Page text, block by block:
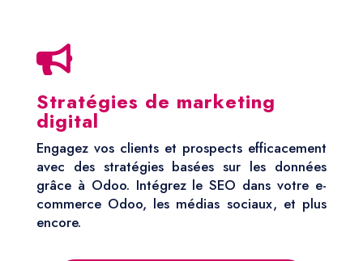

Stratégies de marketing
digital
Engagez vos clients et prospects efficacement
avec des stratégies basées sur les données
grâce à Odoo. Intégrez le SEO dans votre e-
commerce Odoo, les médias sociaux, et plus
encore.